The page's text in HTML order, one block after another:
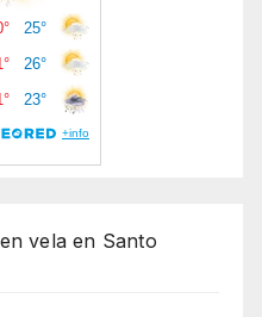
vela en Santo